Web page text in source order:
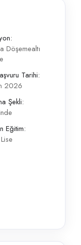
hijyen ve
Döşemealtı
Tarihi:
2026
Şekli:
Eğitim: